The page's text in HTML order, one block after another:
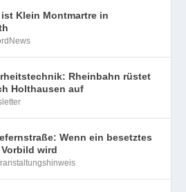
Klein Montmartre in
Rheinbahn rüstet
Holthausen auf
Wenn ein besetztes
wird